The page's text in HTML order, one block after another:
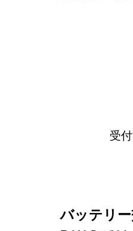
受
バッテリ